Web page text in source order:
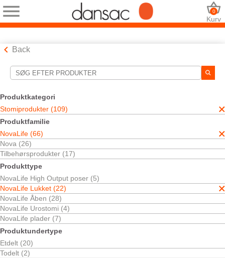
Kurv
0
Back
Produktkategori
Stomiprodukter (109)
Produktfamilie
NovaLife (66)
Nova (26)
Tilbehørsprodukter (17)
Produkttype
NovaLife High Output poser (5)
NovaLife Lukket (22)
NovaLife Åben (28)
NovaLife Urostomi (4)
NovaLife plader (7)
Produktundertype
Etdelt (20)
Todelt (2)
Søgeværktøjer
Dine valg:
Stomiprodukter
NovaLife
NovaLife Lukket
TRE™ Black Pouches
Dit valg matchede5resultater
Sortér efter: